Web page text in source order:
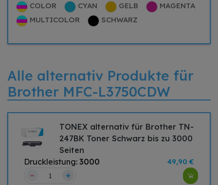
COLOR CYAN GELB
MAGENTA
MULTICOLOR
SCHWARZ
Alle alternativ Produkte für
Brother MFC-L3750CDW
TONEX alternativ für Brother TN-
247BK Toner Schwarz bis zu 3000
Seiten
Druckleistung: 3000 49,90 €
– +